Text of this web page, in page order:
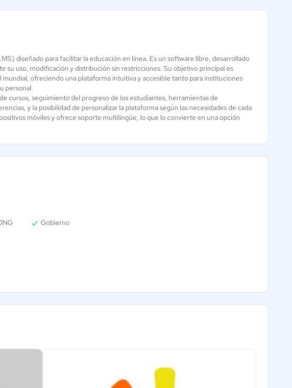
Google
Classroom
NEO LMS -
CYPHER
Academia
3.8 / 5
diseñado para facilitar la educación en línea. Es un software libre, desarrollado
su uso, modificación y distribución sin restricciones. Su objetivo principal es
ofreciendo una plataforma intuitiva y accesible tanto para instituciones
personal.
cursos, seguimiento del progreso de los estudiantes, herramientas de
y la posibilidad de personalizar la plataforma según las necesidades de cada
móviles y ofrece soporte multilingüe, lo que lo convierte en una opción
Gobierno